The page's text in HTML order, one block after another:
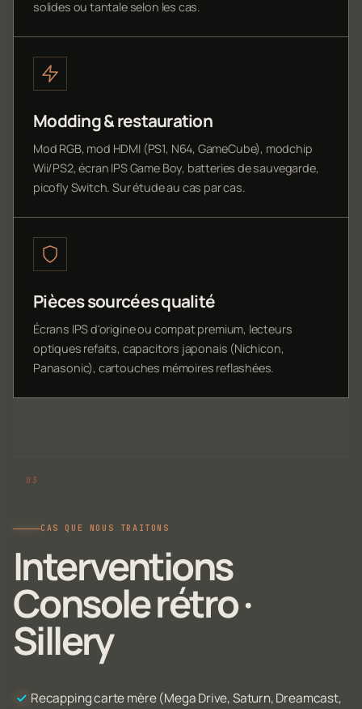
solides ou tantale selon les cas.
Modding & restauration
Mod RGB, mod HDMI (PS1, N64, GameCube), modchip
Wii/PS2, écran IPS Game Boy, batteries de sauvegarde,
picofly Switch. Sur étude au cas par cas.
Pièces sourcées qualité
Écrans IPS d'origine ou compat premium, lecteurs
optiques refaits, capacitors japonais (Nichicon,
Panasonic), cartouches mémoires reflashées.
CAS QUE NOUS TRAITONS
Interventions
Console rétro ·
Sillery
Recapping carte mère (Mega Drive, Saturn, Dreamcast,